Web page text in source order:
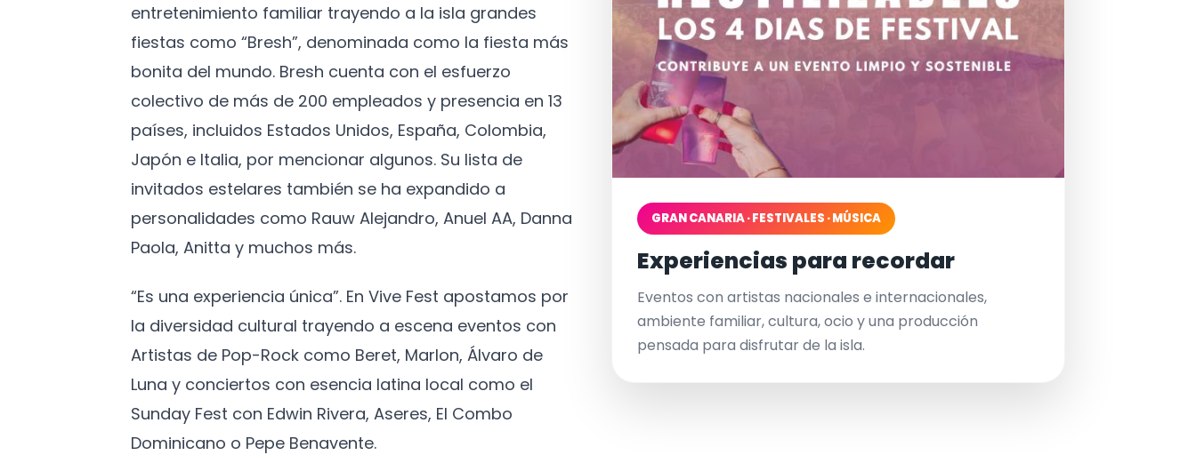
entretenimiento familiar trayendo a la isla grandes
fiestas como “Bresh”, denominada como la fiesta más
bonita del mundo. Bresh cuenta con el esfuerzo
colectivo de más de 200 empleados y presencia en 13
países, incluidos Estados Unidos, España, Colombia,
Japón e Italia, por mencionar algunos. Su lista de
invitados estelares también se ha expandido a
personalidades como Rauw Alejandro, Anuel AA, Danna
Paola, Anitta y muchos más.
“Es una experiencia única”. En Vive Fest apostamos por
la diversidad cultural trayendo a escena eventos con
Artistas de Pop-Rock como Beret, Marlon, Álvaro de
Luna y conciertos con esencia latina local como el
Sunday Fest con Edwin Rivera, Aseres, El Combo
Dominicano o Pepe Benavente.
GRAN CANARIA · FESTIVALES · MÚSICA
Experiencias para recordar
Eventos con artistas nacionales e internacionales,
ambiente familiar, cultura, ocio y una producción
pensada para disfrutar de la isla.